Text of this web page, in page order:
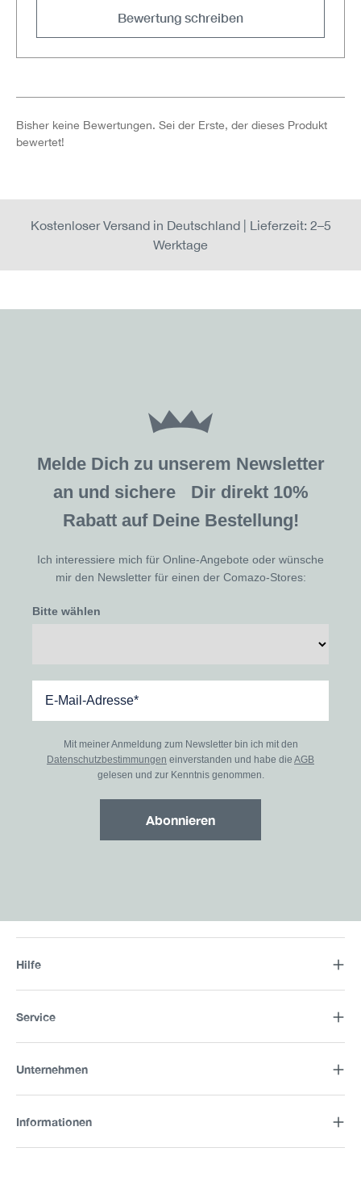
Bewertung schreiben
Bisher keine Bewertungen. Sei der Erste, der dieses Produkt
bewertet!
Kostenloser Versand in Deutschland | Lieferzeit: 2–5
Werktage
Melde Dich zu unserem Newsletter
an und sichere Dir direkt 10%
Rabatt auf Deine Bestellung!
Ich interessiere mich für Online-Angebote oder wünsche
mir den Newsletter für einen der Comazo-Stores:
Bitte wählen
Mit meiner Anmeldung zum Newsletter bin ich mit den
Datenschutzbestimmungen einverstanden und habe die AGB
gelesen und zur Kenntnis genommen.
Abonnieren
Hilfe
Service
Unternehmen
Informationen